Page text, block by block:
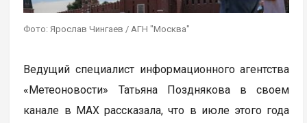
Фото: Ярослав Чингаев / АГН "Москва"
Ведущий специалист информационного агентства
«Метеоновости» Татьяна Позднякова в своем
канале в МАХ рассказала, что в июле этого года